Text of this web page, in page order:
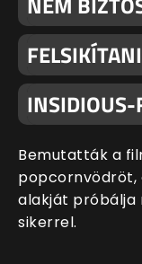
INSIDIOUS-
Bemutatták a
popcornvödröt,
alakját próbálja
sikerrel.